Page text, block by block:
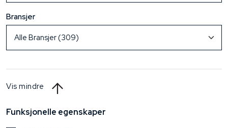
Bransjer
Vis mindre
Funksjonelle egenskaper